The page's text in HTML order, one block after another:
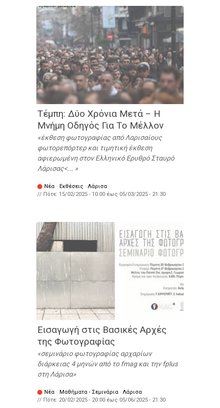
Τέμπη: Δύο Χρόνια Μετά – Η
Μνήμη Οδηγός Για Το Μέλλον
έκθεση φωτογραφίας από Λαρισαίους
φωτορεπόρτερ και τιμητική έκθεση
αφιερωμένη στον Ελληνικό Ερυθρό Σταυρό
Λάρισας<...
Νέα · Εκθέσεις · Λάρισα
// Πότε: 15/02/2025 - 10:00 έως 05/03/2025 - 21:30
Εισαγωγή στις Βασικές Αρχές
της Φωτογραφίας
σεμινάριο φωτογραφίας αρχαρίων
διάρκειας 4 μηνών από το fmag και την fplus
στη Λάρισα
Νέα · Μαθήματα - Σεμινάρια · Λάρισα
// Πότε: 20/02/2025 - 20:00 έως 05/06/2025 - 21:30